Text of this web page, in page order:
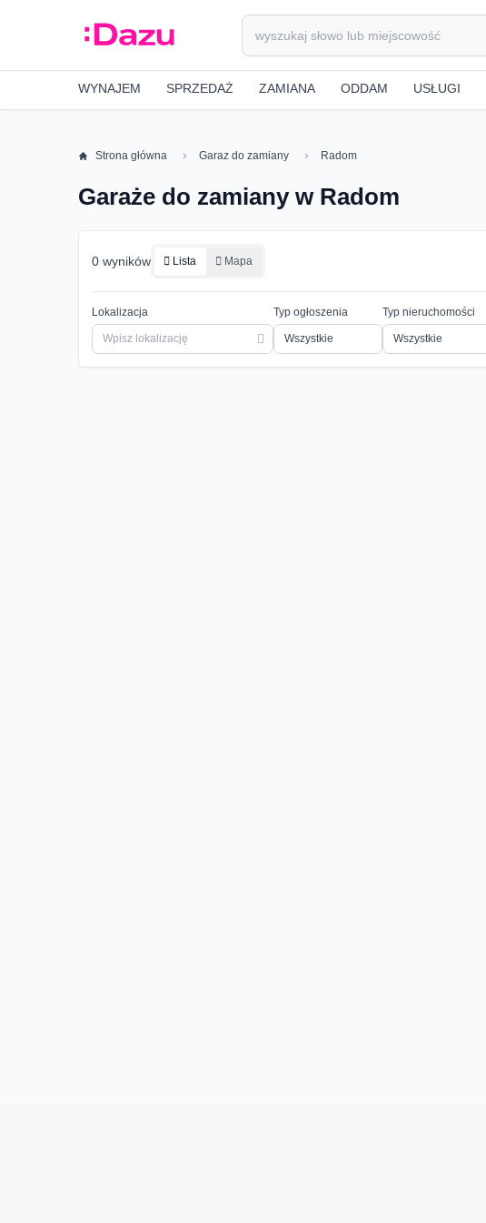
WYNAJEM SPRZEDAŻ ZAMIANA ODDAM USŁUGI
Strona główna Garaz do zamiany Radom
Garaże do zamiany w Radom
0 wyników Lista Mapa
Lokalizacja Typ ogłoszenia Typ nieruchomości
Wszystkie